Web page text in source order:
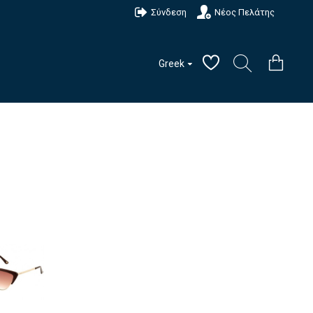
Σύνδεση Νέος Πελάτης
Greek